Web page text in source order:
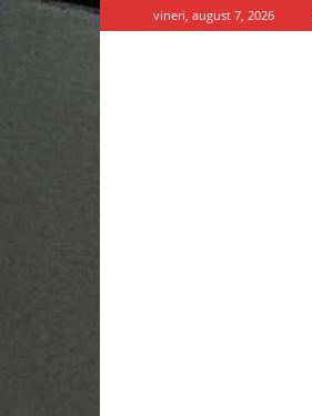
vineri, august 7, 2026